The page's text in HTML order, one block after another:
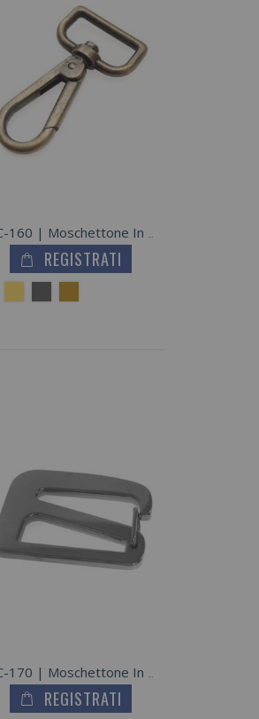
MSC-160 | Moschettone In Metallo Zama
REGISTRATI
REGISTRATI